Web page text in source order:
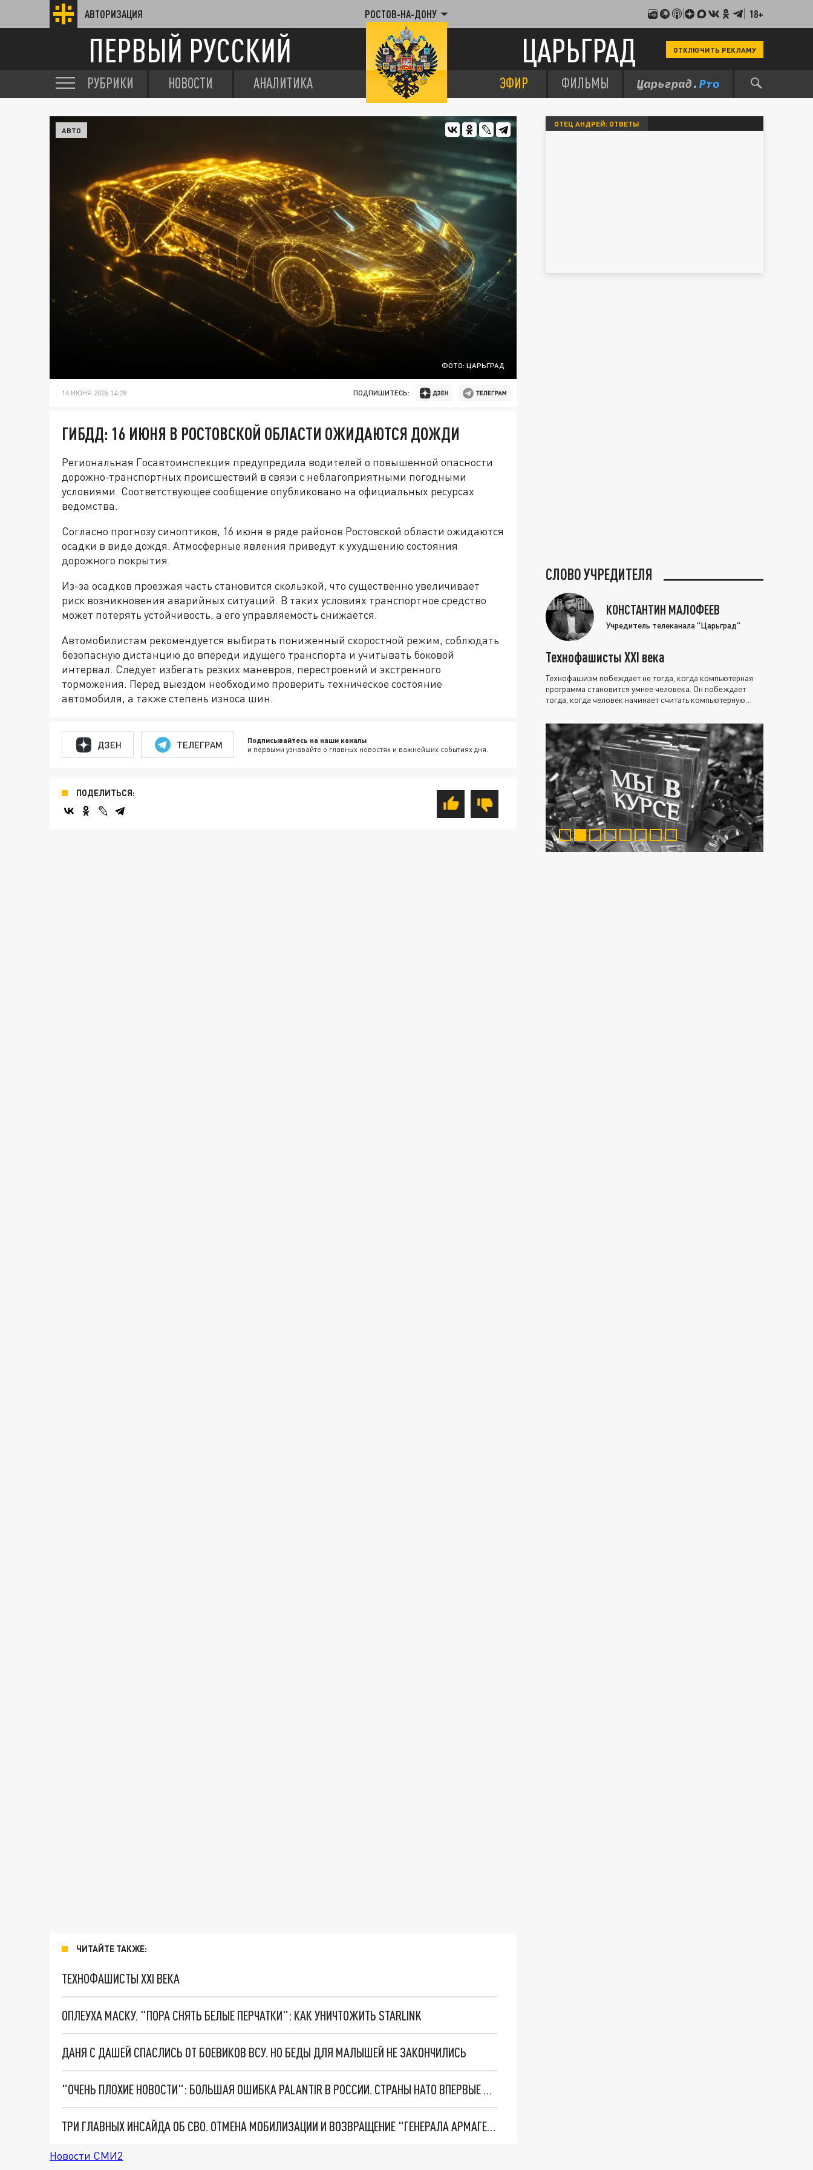
АВТОРИЗАЦИЯ РОСТОВ-НА-ДОНУ 18+
ПЕРВЫЙ РУССКИЙ ЦАРЬГРАД ОТКЛЮЧИТЬ РЕКЛАМУ
РУБРИКИ НОВОСТИ АНАЛИТИКА ЭФИР ФИЛЬМЫ
ФОТО: ЦАРЬГРАД
АВТО
16 ИЮНЯ 2026 14:28 ПОДПИШИТЕСЬ:
ГИБДД: 16 ИЮНЯ В РОСТОВСКОЙ ОБЛАСТИ ОЖИДАЮТСЯ ДОЖДИ
Региональная Госавтоинспекция предупредила водителей о повышенной опасности
дорожно-транспортных происшествий в связи с неблагоприятными погодными
условиями. Соответствующее сообщение опубликовано на официальных ресурсах
ведомства.
Согласно прогнозу синоптиков, 16 июня в ряде районов Ростовской области ожидаются
осадки в виде дождя. Атмосферные явления приведут к ухудшению состояния
дорожного покрытия.
Из-за осадков проезжая часть становится скользкой, что существенно увеличивает
риск возникновения аварийных ситуаций. В таких условиях транспортное средство
может потерять устойчивость, а его управляемость снижается.
Автомобилистам рекомендуется выбирать пониженный скоростной режим, соблюдать
безопасную дистанцию до впереди идущего транспорта и учитывать боковой
интервал. Следует избегать резких маневров, перестроений и экстренного
торможения. Перед выездом необходимо проверить техническое состояние
автомобиля, а также степень износа шин.
ДЗЕН ТЕЛЕГРАМ Подписывайтесь на наши каналы
и первыми узнавайте о главных новостях и важнейших событиях дня.
ПОДЕЛИТЬСЯ:
ЧИТАЙТЕ ТАКЖЕ:
ТЕХНОФАШИСТЫ XXI ВЕКА
ОПЛЕУХА МАСКУ. "ПОРА СНЯТЬ БЕЛЫЕ ПЕРЧАТКИ": КАК УНИЧТОЖИТЬ STARLINK
ДАНЯ С ДАШЕЙ СПАСЛИСЬ ОТ БОЕВИКОВ ВСУ. НО БЕДЫ ДЛЯ МАЛЫШЕЙ НЕ ЗАКОНЧИЛИСЬ
"ОЧЕНЬ ПЛОХИЕ НОВОСТИ": БОЛЬШАЯ ОШИБКА PALANTIR В РОССИИ. СТРАНЫ НАТО ВПЕРВЫЕ ЗА СВО ОСТАНОВИЛИ ПОСТАВКИ ОРУЖИЯ. ВСУ ТЕРЯЮТ ПРИГРАНИЧЬЕ?
ТРИ ГЛАВНЫХ ИНСАЙДА ОБ СВО. ОТМЕНА МОБИЛИЗАЦИИ И ВОЗВРАЩЕНИЕ "ГЕНЕРАЛА АРМАГЕДДОНА"? ОТЛИЧНЫЕ НОВОСТИ, КОТОРЫЕ ЖДАЛИ ВСЕ
Новости СМИ2
ОТЕЦ АНДРЕЙ: ОТВЕТЫ
СЛОВО УЧРЕДИТЕЛЯ
КОНСТАНТИН МАЛОФЕЕВ
Учредитель телеканала "Царьград"
Технофашисты XXI века
Технофашизм побеждает не тогда, когда компьютерная
программа становится умнее человека. Он побеждает
тогда, когда человек начинает считать компьютерную